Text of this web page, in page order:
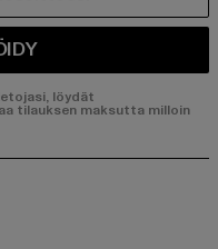
löydät
tilauksen maksutta milloin